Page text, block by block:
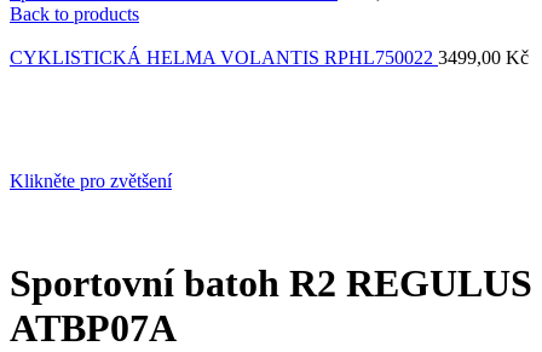
Back to products
CYKLISTICKÁ HELMA VOLANTIS RPHL750022 3499,00 Kč
Klikněte pro zvětšení
Sportovní batoh R2 REGULUS
ATBP07A